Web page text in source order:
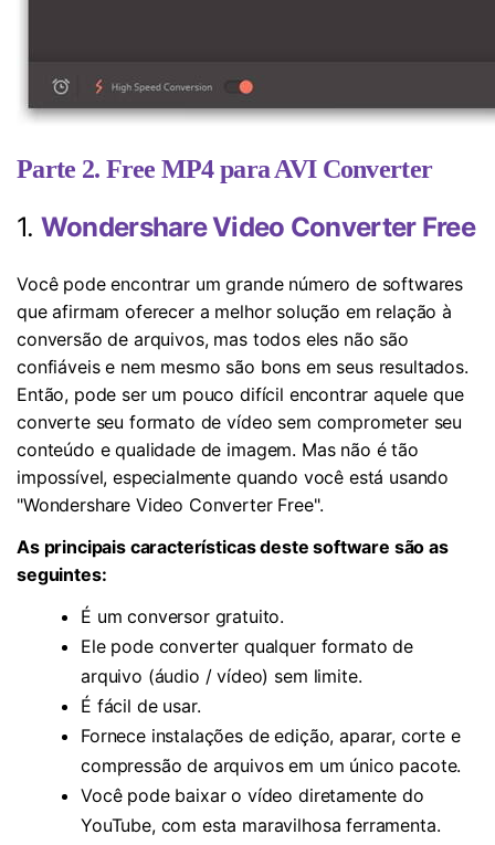
Parte 2. Free MP4 para AVI Converter
1. Wondershare Video Converter Free
Você pode encontrar um grande número de softwares
que afirmam oferecer a melhor solução em relação à
conversão de arquivos, mas todos eles não são
confiáveis e nem mesmo são bons em seus resultados.
Então, pode ser um pouco difícil encontrar aquele que
converte seu formato de vídeo sem comprometer seu
conteúdo e qualidade de imagem. Mas não é tão
impossível, especialmente quando você está usando
"Wondershare Video Converter Free".
As principais características deste software são as
seguintes:
É um conversor gratuito.
Ele pode converter qualquer formato de
arquivo (áudio / vídeo) sem limite.
É fácil de usar.
Fornece instalações de edição, aparar, corte e
compressão de arquivos em um único pacote.
Você pode baixar o vídeo diretamente do
YouTube, com esta maravilhosa ferramenta.